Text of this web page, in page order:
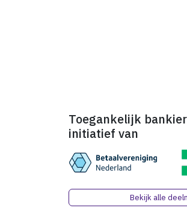
Toegankelijk
initiatief van
Bekijk alle